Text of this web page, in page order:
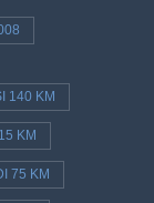
140 KM
KM
75 KM